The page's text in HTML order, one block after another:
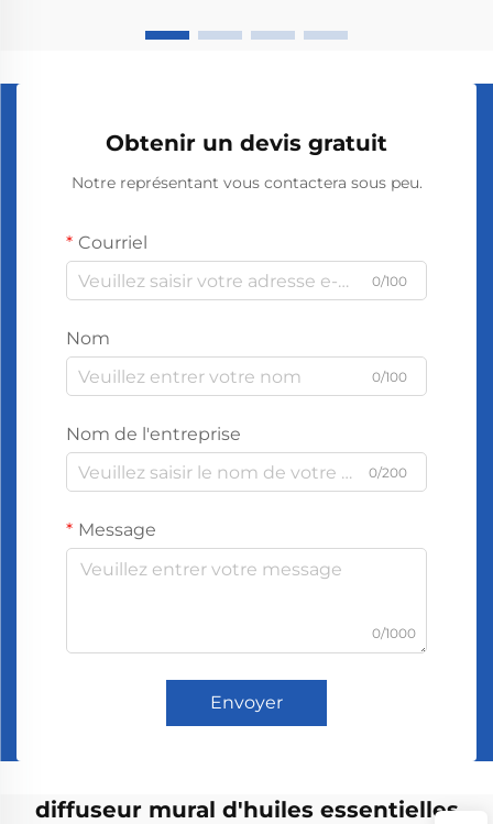
Obtenir un devis gratuit
Notre représentant vous contactera sous peu.
Courriel
0/100
Nom
0/100
Nom de l'entreprise
0/200
Message
0/1000
Envoyer
diffuseur mural d'huiles essentielles